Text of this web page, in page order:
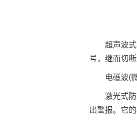
超声波式防
号，继而切
电磁波(微
激光式防冲
出警报。它